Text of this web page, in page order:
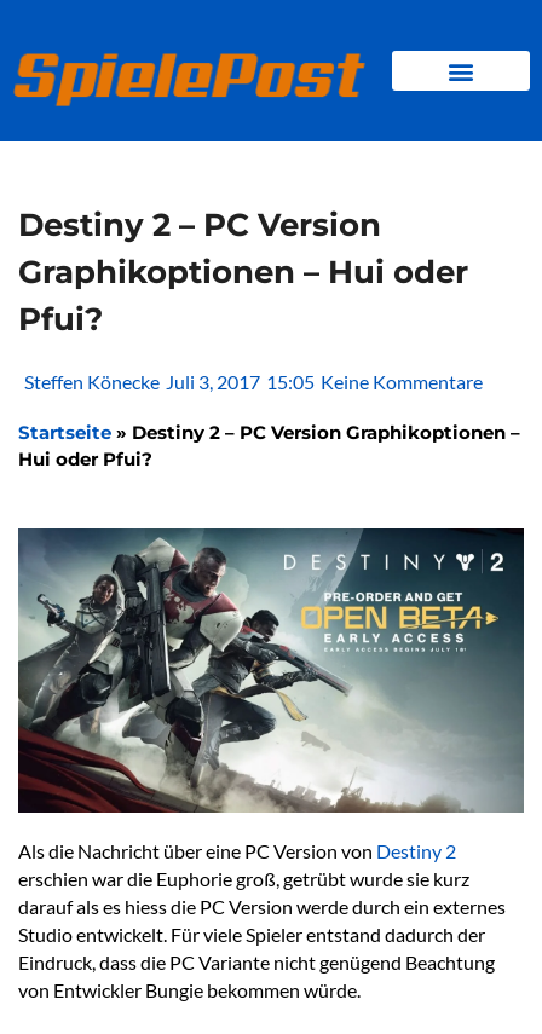
springen
Destiny 2 – PC Version
Graphikoptionen – Hui oder
Pfui?
Steffen Könecke Juli 3, 2017 15:05 Keine Kommentare
Startseite » Destiny 2 – PC Version Graphikoptionen –
Hui oder Pfui?
Als die Nachricht über eine PC Version von Destiny 2
erschien war die Euphorie groß, getrübt wurde sie kurz
darauf als es hiess die PC Version werde durch ein externes
Studio entwickelt. Für viele Spieler entstand dadurch der
Eindruck, dass die PC Variante nicht genügend Beachtung
von Entwickler Bungie bekommen würde.